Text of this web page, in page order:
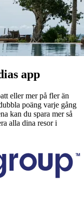
app
eller mer på fler än
poäng varje gång
kan du spara mer så
alla dina resor i